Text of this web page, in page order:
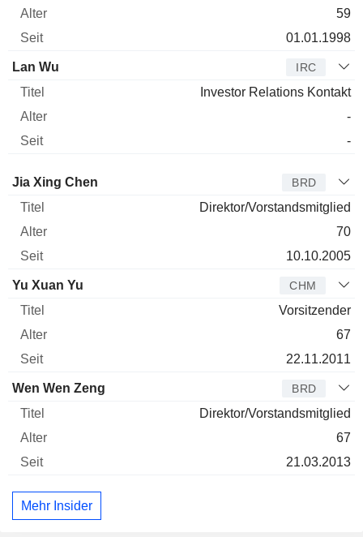
59
01.01.1998
Lan Wu IRC
Investor Relations Kontakt
-
-
Verwaltungsratsmitglied
Jia Xing Chen BRD
Direktor/Vorstandsmitglied
70
10.10.2005
Yu Xuan Yu CHM
Vorsitzender
67
22.11.2011
Wen Wen Zeng BRD
Direktor/Vorstandsmitglied
67
21.03.2013
Mehr Insider